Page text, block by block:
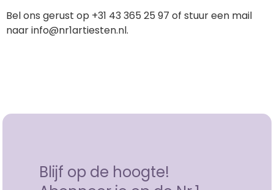
Bel ons gerust op +31 43 365 25 97 of stuur een mail
naarinfo@nr1artiesten.nl.
Blijf op de hoogte!